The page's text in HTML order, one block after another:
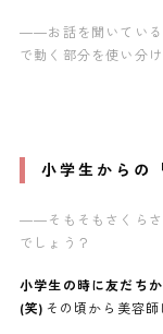
——お話を聞いている
で動く部分を使い分
小学生からの
——そもそもさくらさ
でしょう？
小学生の時に友だち
(笑) その頃から美容